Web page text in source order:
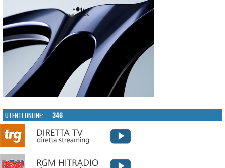
UTENTI ONLINE: 346